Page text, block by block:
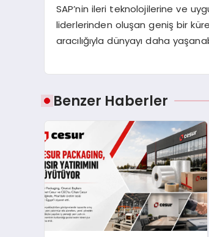
SAP’nin ileri teknolojilerine ve
liderlerinden oluşan geniş bir
aracılığıyla dünyayı daha
Benzer Haberler